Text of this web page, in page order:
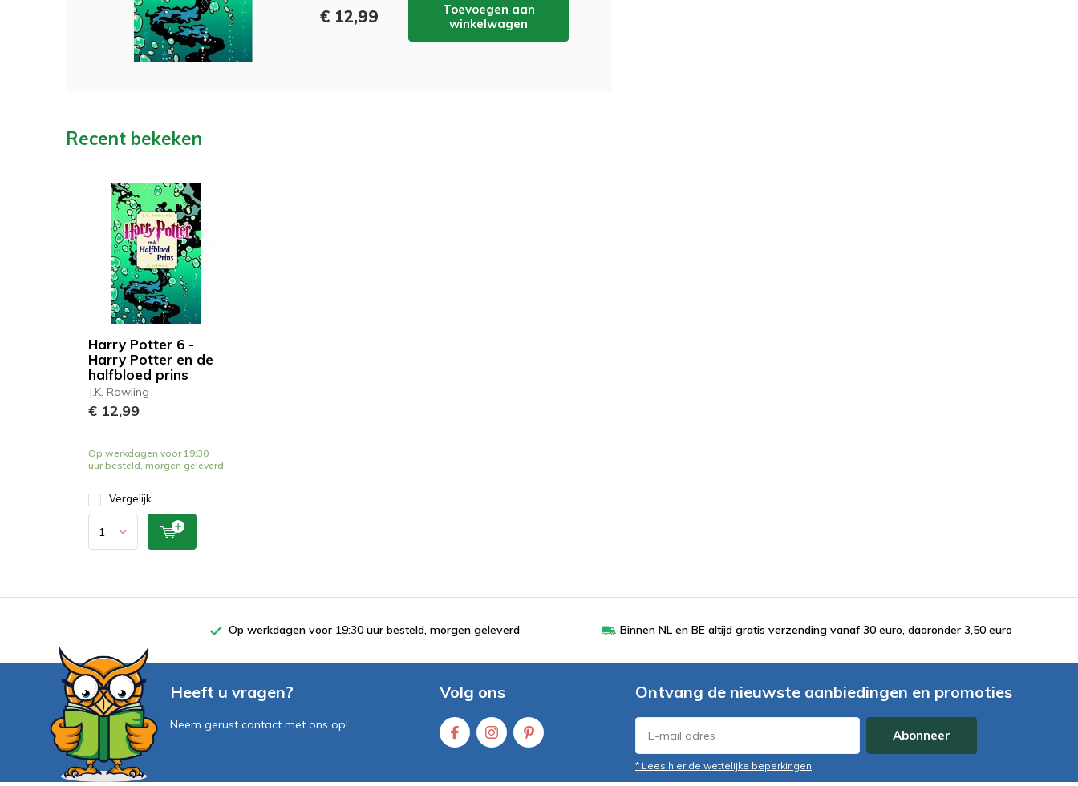
€ 12,99
Toevoegen aan
winkelwagen
Recent bekeken
Harry Potter 6 -
Harry Potter en de
halfbloed prins
J.K. Rowling
€ 12,99
Op werkdagen voor 19:30
uur besteld, morgen geleverd
Vergelijk
Op werkdagen voor 19:30 uur besteld, morgen geleverd Binnen NL en BE altijd gratis verzending vanaf 30 euro, daaronder 3,50 euro
Heeft u vragen?
Neem gerust contact met ons op!
Volg ons Ontvang de nieuwste aanbiedingen en promoties
Abonneer
* Lees hier de wettelijke beperkingen